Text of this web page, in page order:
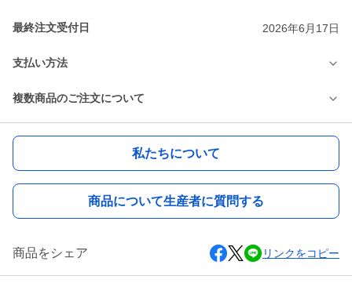
最終注文受付日 2026年6月17日
支払い方法
複数商品のご注文について
私たちについて
商品について生産者に質問する
商品をシェア リンクをコピー